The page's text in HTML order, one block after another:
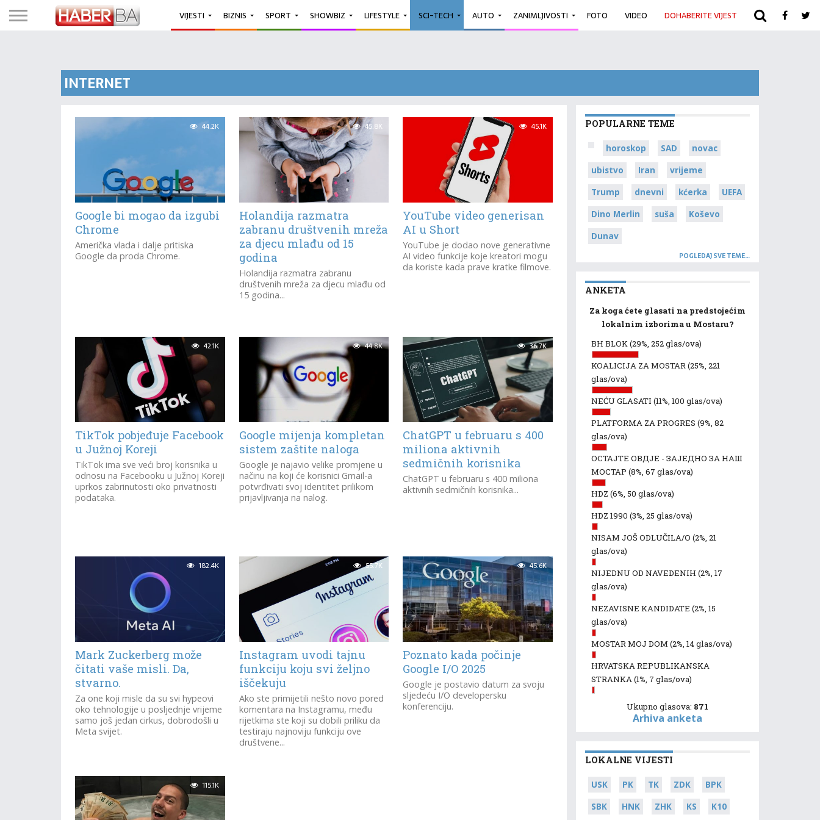
VIJESTI BIZNIS SPORT SHOWBIZ LIFESTYLE SCI-TECH AUTO ZANIMLJIVOSTI FOTO VIDEO DOHABERITE VIJEST ARHIVA
INTERNET
44.2K
Google bi mogao da izgubi
Chrome
Američka vlada i dalje pritiska
Google da proda Chrome.
45.8K
Holandija razmatra
zabranu društvenih mreža
za djecu mlađu od 15
godina
Holandija razmatra zabranu
društvenih mreža za djecu mlađu od
15 godina...
45.1K
YouTube video generisan
AI u Short
YouTube je dodao nove generativne
AI video funkcije koje kreatori mogu
da koriste kada prave kratke filmove.
42.1K
TikTok pobjeđuje Facebook
u Južnoj Koreji
TikTok ima sve veći broj korisnika u
odnosu na Facebooku u Južnoj Koreji
uprkos zabrinutosti oko privatnosti
podataka.
44.8K
Google mijenja kompletan
sistem zaštite naloga
Google je najavio velike promjene u
načinu na koji će korisnici Gmail-a
potvrđivati svoj identitet prilikom
prijavljivanja na nalog.
36.7K
ChatGPT u februaru s 400
miliona aktivnih
sedmičnih korisnika
ChatGPT u februaru s 400 miliona
aktivnih sedmičnih korisnika...
182.4K
Mark Zuckerberg može
čitati vaše misli. Da,
stvarno.
Za one koji misle da su svi hypeovi
oko tehnologije u posljednje vrijeme
samo još jedan cirkus, dobrodošli u
Meta svijet.
55.7K
Instagram uvodi tajnu
funkciju koju svi željno
iščekuju
Ako ste primijetili nešto novo pored
komentara na Instagramu, među
rijetkima ste koji su dobili priliku da
testiraju najnoviju funkciju ove
društvene...
45.6K
Poznato kada počinje
Google I/O 2025
Google je postavio datum za svoju
sljedeću I/O developersku
konferenciju.
115.1K
POPULARNE TEME
horoskop SAD
novac
ubistvo
Iran
vrijeme
Trump
dnevni kćerka
UEFA
Dino Merlin
suša
Koševo
Dunav
POGLEDAJ SVE TEME…
ANKETA
Za koga ćete glasati na predstojećim
lokalnim izborima u Mostaru?
BH BLOK(29%, 252 glas/ova)
KOALICIJA ZA MOSTAR(25%, 221
glas/ova)
NEĆU GLASATI (11%, 100 glas/ova)
PLATFORMA ZA PROGRES (9%, 82
glas/ova)
ОСТАЈТЕ ОВДЈЕ - ЗАЈЕДНО ЗА НАШ
МОСТАР (8%, 67 glas/ova)
HDZ (6%, 50 glas/ova)
HDZ 1990 (3%, 25 glas/ova)
NISAM JOŠ ODLUČILA/O (2%, 21
glas/ova)
NIJEDNU OD NAVEDENIH (2%, 17
glas/ova)
NEZAVISNE KANDIDATE (2%, 15
glas/ova)
MOSTAR MOJ DOM (2%, 14 glas/ova)
HRVATSKA REPUBLIKANSKA
STRANKA(1%, 7 glas/ova)
Ukupno glasova: 871
Arhiva anketa
LOKALNE VIJESTI
USK PK TK ZDK
BPK
SBK
HNK ZHK KS
K10